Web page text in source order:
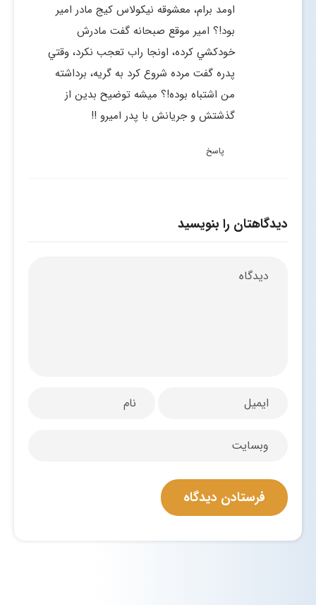
اومد برام، معشوقه نيكولاس كيج مادر امير
بود!؟ امير موقع صبحانه گفت مادرش
خودكشي كرده، اونجا راب تعجب نكرد، وقتي
پدره گفت مرده شروع كرد به گريه، برداشته
من اشتباه بوده!؟ ميشه توضيح بدين از
گذشتش و جريانش با پدر اميرو !!
پاسخ
دیدگاهتان را بنویسید